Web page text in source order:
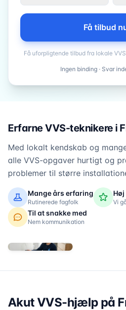
Få tilbud
Få uforpligtende tilbud fra lokale
Ingen binding · Svar
Erfarne VVS-teknikere i
Med lokalt kendskab og
alle VVS-opgaver hurtigt og
problemer til større
Mange års erfaring
Rutinerede fagfolk Vi
Til at snakke med
Nem kommunikation
Akut VVS-hjælp på